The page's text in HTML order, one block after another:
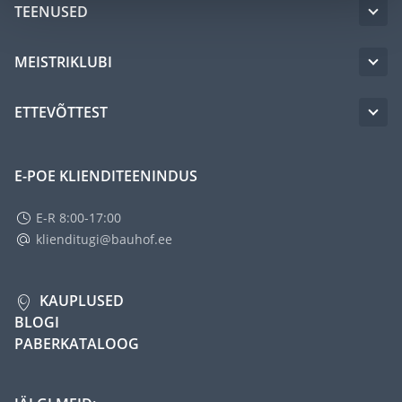
TEENUSED
MEISTRIKLUBI
ETTEVÕTTEST
E-POE KLIENDITEENINDUS
E-R 8:00-17:00
klienditugi@bauhof.ee
KAUPLUSED
BLOGI
PABERKATALOOG